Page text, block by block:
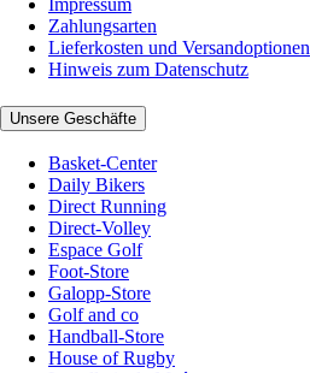
Zahlungsarten
Lieferkosten und Versandoptionen
Hinweis zum Datenschutz
Unsere Geschäfte
Basket-Center
Daily Bikers
Direct Running
Direct-Volley
Espace Golf
Foot-Store
Galopp-Store
Golf and co
Handball-Store
House of Rugby